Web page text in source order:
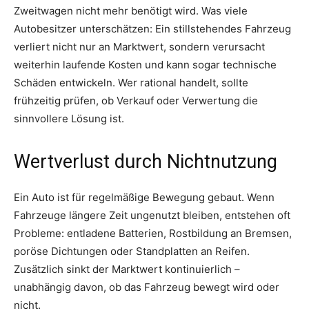
Zweitwagen nicht mehr benötigt wird. Was viele
Autobesitzer unterschätzen: Ein stillstehendes Fahrzeug
verliert nicht nur an Marktwert, sondern verursacht
weiterhin laufende Kosten und kann sogar technische
Schäden entwickeln. Wer rational handelt, sollte
frühzeitig prüfen, ob Verkauf oder Verwertung die
sinnvollere Lösung ist.
Wertverlust durch Nichtnutzung
Ein Auto ist für regelmäßige Bewegung gebaut. Wenn
Fahrzeuge längere Zeit ungenutzt bleiben, entstehen oft
Probleme: entladene Batterien, Rostbildung an Bremsen,
poröse Dichtungen oder Standplatten an Reifen.
Zusätzlich sinkt der Marktwert kontinuierlich –
unabhängig davon, ob das Fahrzeug bewegt wird oder
nicht.